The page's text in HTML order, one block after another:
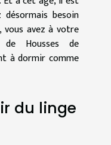
désormais besoin
vous avez à votre
de Housses de
à dormir comme
du linge